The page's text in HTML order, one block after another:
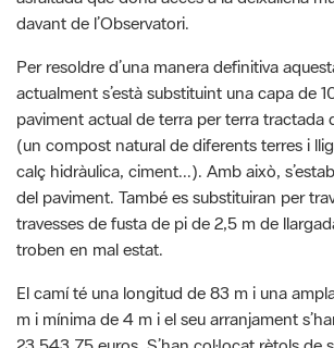
actualment s’està substituint una capa de
(un compost natural de diferents terres i
calç hidràulica, ciment...). Amb això,
del paviment. També es substituiran per
travesses de fusta de pi de 2,5 m de
troben en mal estat.
El camí té una longitud de 83 m i una
m i mínima de 4 m i el seu arranjament
l’inici i al final del camí i, durant les obres,
tancaran els accessos i els caps de